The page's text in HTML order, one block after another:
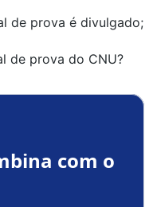
de prova é divulgado;
de prova do CNU?
com o